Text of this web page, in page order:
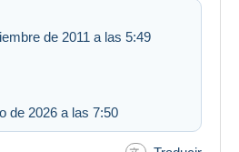
de 2011 a las 5:49
de 2026 a las 7:50